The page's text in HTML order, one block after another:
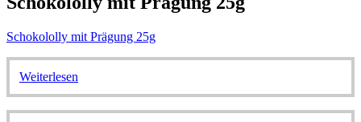
Schokololly mit Prägung 25g
Weiterlesen